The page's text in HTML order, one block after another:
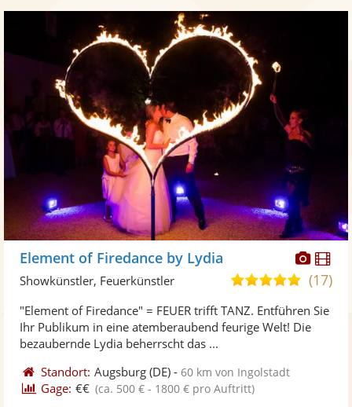
Fotos
Element of Firedance by Lydia
5,0
5
(17)
Showkünstler, Feuerkünstler
"Element of Firedance" = FEUER trifft TANZ. Entführen Sie
Ihr Publikum in eine atemberaubend feurige Welt! Die
bezaubernde Lydia beherrscht das ...
Standort: Augsburg (DE) -60 km von Ingolstadt
Gage: €€ (ca. 500 € - 1800 € pro Auftritt)